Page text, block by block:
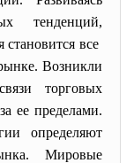
тенденций,
становится все
Возникли
торговых
ее пределами.
определяют
Мировые